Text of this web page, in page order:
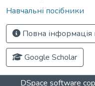
Навчальні посібники
Повна
Google Scholar
DSpace software